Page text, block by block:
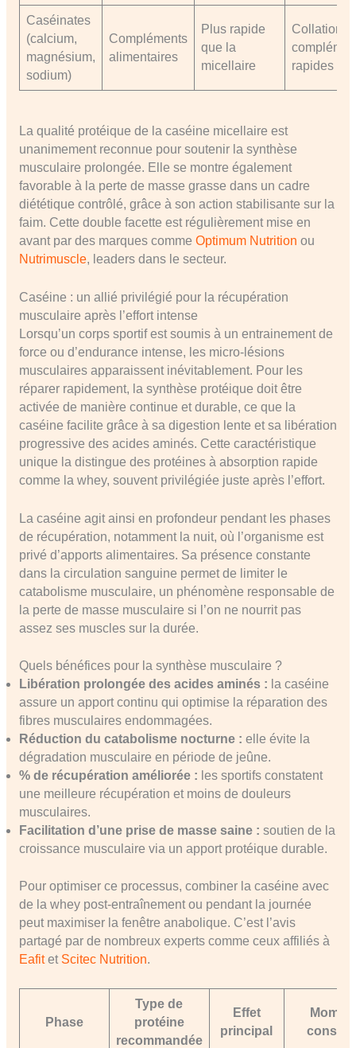
Caséinates
(calcium,
magnésium,
sodium)
Compléments
alimentaires
Plus rapide
que la
micellaire
Collations,
rapides
La qualité protéique de la caséine micellaire est
unanimement reconnue pour soutenir la synthèse
musculaire prolongée. Elle se montre également
favorable à la perte de masse grasse dans un cadre
diététique contrôlé, grâce à son action stabilisante sur la
faim. Cette double facette est régulièrement mise en
avant par des marques comme Optimum Nutrition ou
Nutrimuscle, leaders dans le secteur.
Caséine : un allié privilégié pour la récupération
musculaire après l’effort intense
Lorsqu’un corps sportif est soumis à un entrainement de
force ou d’endurance intense, les micro-lésions
musculaires apparaissent inévitablement. Pour les
réparer rapidement, la synthèse protéique doit être
activée de manière continue et durable, ce que la
caséine facilite grâce à sa digestion lente et sa libération
progressive des acides aminés. Cette caractéristique
unique la distingue des protéines à absorption rapide
comme la whey, souvent privilégiée juste après l’effort.
La caséine agit ainsi en profondeur pendant les phases
de récupération, notamment la nuit, où l’organisme est
privé d’apports alimentaires. Sa présence constante
dans la circulation sanguine permet de limiter le
catabolisme musculaire, un phénomène responsable de
la perte de masse musculaire si l’on ne nourrit pas
assez ses muscles sur la durée.
Quels bénéfices pour la synthèse musculaire ?
Libération prolongée des acides aminés : la caséine
assure un apport continu qui optimise la réparation des
fibres musculaires endommagées.
Réduction du catabolisme nocturne : elle évite la
dégradation musculaire en période de jeûne.
% de récupération améliorée : les sportifs constatent
une meilleure récupération et moins de douleurs
musculaires.
Facilitation d’une prise de masse saine : soutien de la
croissance musculaire via un apport protéique durable.
Pour optimiser ce processus, combiner la caséine avec
de la whey post-entraînement ou pendant la journée
peut maximiser la fenêtre anabolique. C’est l’avis
partagé par de nombreux experts comme ceux affiliés à
Eafitet Scitec Nutrition.
Phase
Type de
protéine
recommandée
Effet
principal